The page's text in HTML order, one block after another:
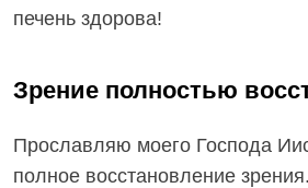
печень здорова!
Зрение полностью
Прославляю моего Господа
полное восстановление